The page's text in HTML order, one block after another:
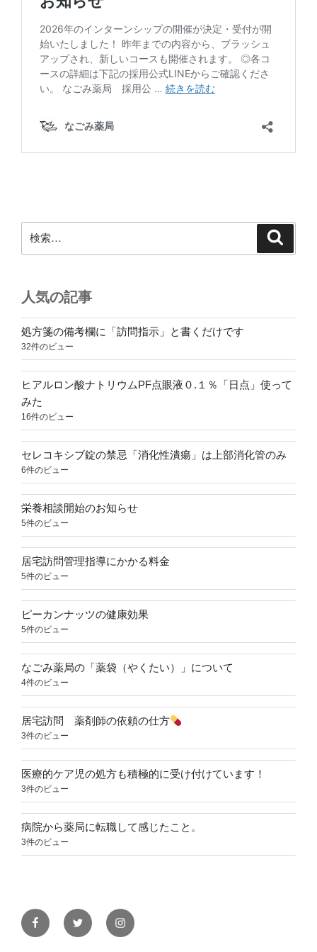
索:
人気の記事
処方箋の備考欄に「訪問指示」と書くだけです
32件のビュー
ヒアルロン酸ナトリウムPF点眼液０.１％「日点」使って
みた
16件のビュー
セレコキシブ錠の禁忌「消化性潰瘍」は上部消化管のみ
6件のビュー
栄養相談開始のお知らせ
5件のビュー
居宅訪問管理指導にかかる料金
5件のビュー
ピーカンナッツの健康効果
5件のビュー
なごみ薬局の「薬袋（やくたい）」について
4件のビュー
居宅訪問 薬剤師の依頼の仕方
3件のビュー
医療的ケア児の処方も積極的に受け付けています！
3件のビュー
病院から薬局に転職して感じたこと。
3件のビュー
FacebookTwitter Instagram